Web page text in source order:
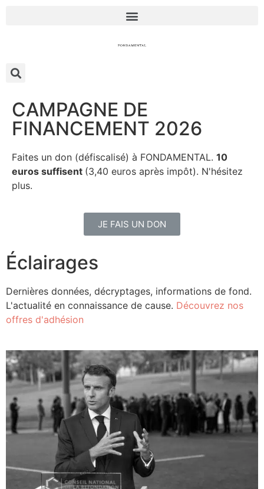
CAMPAGNE DE
FINANCEMENT 2026
Faites un don (défiscalisé) à FONDAMENTAL. 10
euros suffisent (3,40 euros après impôt). N'hésitez
plus.
JE FAIS UN DON
Éclairages
Dernières données, décryptages, informations de fond.
L'actualité en connaissance de cause. Découvrez nos
offres d'adhésion